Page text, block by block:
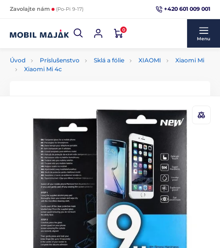
Zavolajte nám (Po-Pi 9-17) +420 601 009 001
0
Menu
Úvod Príslušenstvo Sklá a fólie XIAOMI
Xiaomi Mi
Xiaomi Mi 4c